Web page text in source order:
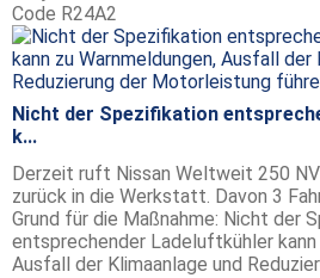
Code R24A2
Nicht der Spezifikation
k...
Derzeit ruft Nissan Weltweit 250
zurück in die Werkstatt. Davon 3
Grund für die Maßnahme: Nicht der
entsprechender Ladeluftkühler kann
Ausfall der Klimaanlage und